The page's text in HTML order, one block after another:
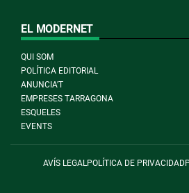
EL MODERNET
QUI SOM
POLÍTICA EDITORIAL
ANUNCIA'T
EMPRESES TARRAGONA
ESQUELES
EVENTS
AVÍS LEGALPOLÍTICA DE PRIVACIDAD